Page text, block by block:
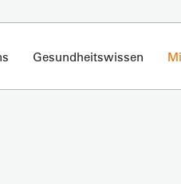
Gesundheitswissen